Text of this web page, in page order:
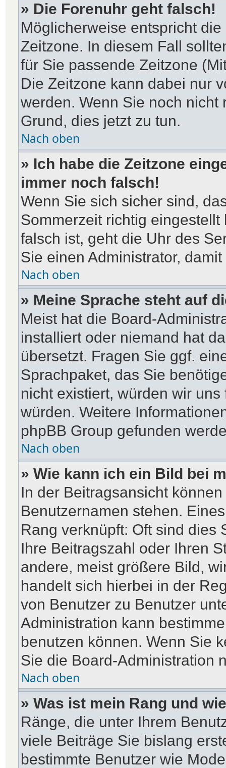
» Die Forenuhr geht falsch!
Möglicherweise entspricht
Zeitzone. In diesem Fall
für Sie passende Zeitzone
Die Zeitzone kann dabei nur
werden. Wenn Sie noch
Grund, dies jetzt zu tun.
Nach oben
» Ich habe die Zeitzone
immer noch falsch!
Wenn Sie sich sicher sind,
Sommerzeit richtig
falsch ist, geht die Uhr des
Sie einen Administrator,
Nach oben
» Meine Sprache steht auf
Meist hat die Board-
installiert oder niemand hat
übersetzt. Fragen Sie ggf.
Sprachpaket, das Sie
nicht existiert, würden wir
würden. Weitere
phpBB Group gefunden
Nach oben
» Wie kann ich ein Bild bei
In der Beitragsansicht
Benutzernamen stehen.
Rang verknüpft: Oft sind dies
Ihre Beitragszahl oder Ihren
andere, meist größere Bild,
handelt sich hierbei in der
von Benutzer zu Benutzer
Administration kann
benutzen können. Wenn Sie
Sie die Board-Administration
Nach oben
» Was ist mein Rang und
Ränge, die unter Ihrem
viele Beiträge Sie bislang
bestimmte Benutzer wie